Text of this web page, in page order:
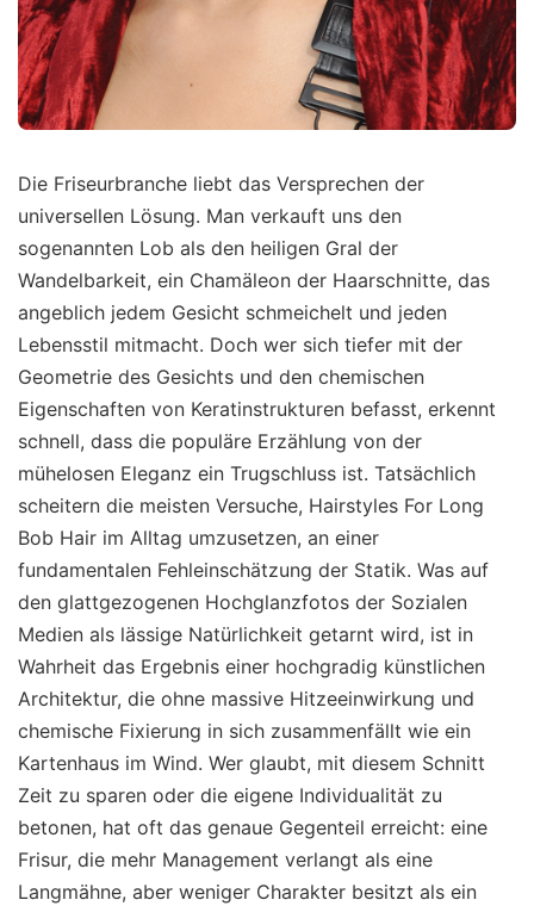
Die Friseurbranche liebt das Versprechen der
universellen Lösung. Man verkauft uns den
sogenannten Lob als den heiligen Gral der
Wandelbarkeit, ein Chamäleon der Haarschnitte, das
angeblich jedem Gesicht schmeichelt und jeden
Lebensstil mitmacht. Doch wer sich tiefer mit der
Geometrie des Gesichts und den chemischen
Eigenschaften von Keratinstrukturen befasst, erkennt
schnell, dass die populäre Erzählung von der
mühelosen Eleganz ein Trugschluss ist. Tatsächlich
scheitern die meisten Versuche, Hairstyles For Long
Bob Hair im Alltag umzusetzen, an einer
fundamentalen Fehleinschätzung der Statik. Was auf
den glattgezogenen Hochglanzfotos der Sozialen
Medien als lässige Natürlichkeit getarnt wird, ist in
Wahrheit das Ergebnis einer hochgradig künstlichen
Architektur, die ohne massive Hitzeeinwirkung und
chemische Fixierung in sich zusammenfällt wie ein
Kartenhaus im Wind. Wer glaubt, mit diesem Schnitt
Zeit zu sparen oder die eigene Individualität zu
betonen, hat oft das genaue Gegenteil erreicht: eine
Frisur, die mehr Management verlangt als eine
Langmähne, aber weniger Charakter besitzt als ein